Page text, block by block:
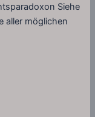
Siehe
aller möglichen